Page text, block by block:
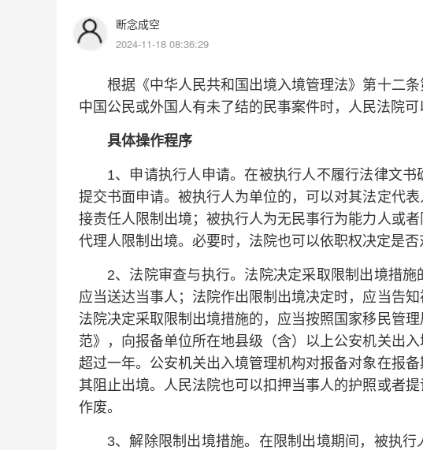
断念成空
2024-11-18 08:36:29
根据《中华人民共和国出境入境管理法》第十二条
中国公民或外国人有未了结的民事案件时，人民法院可
具体操作程序
1、申请执行人申请。在被执行人不履行法律文书
提交书面申请。被执行人为单位的，可以对其法定代
接责任人限制出境；被执行人为无民事行为能力人或
代理人限制出境。必要时，法院也可以依职权决定是否
2、法院审查与执行。法院决定采取限制出境措施
应当送达当事人；法院作出限制出境决定时，应当告
法院决定采取限制出境措施的，应当按照国家移民管
范》，向报备单位所在地县级（含）以上公安机关出
超过一年。公安机关出入境管理机构对报备对象在报
其阻止出境。人民法院也可以扣押当事人的护照或者
作废。
3、解除限制出境措施。在限制出境期间，被执行